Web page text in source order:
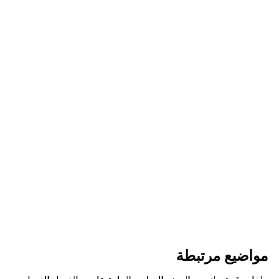
مواضيع مرتبطة